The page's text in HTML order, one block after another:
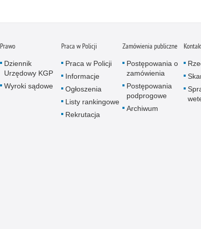
Prawo
Dziennik
Urzędowy KGP
Wyroki sądowe
Praca w Policji
Praca w Policji
Informacje
Ogłoszenia
Listy rankingowe
Rekrutacja
Zamówienia publiczne
Postępowania o
zamówienia
Postępowania
podprogowe
Archiwum